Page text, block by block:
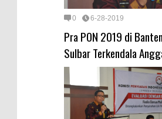
0 6-28-2019
Pra PON 2019 di
Sulbar Terkendala